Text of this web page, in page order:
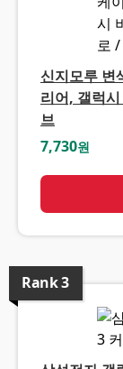
신지모루 변
리어, 갤럭
브
7,730원
Rank3